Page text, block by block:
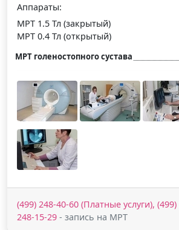
Аппараты:
МРТ 1.5 Тл (закрытый)
МРТ 0.4 Тл (открытый)
МРТ голеностопного сустава
(499) 248-40-60 (Платные услуги),
248-15-29 - запись на МРТ